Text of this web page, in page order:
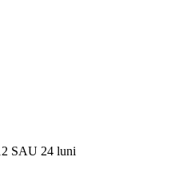
SAU 24 luni